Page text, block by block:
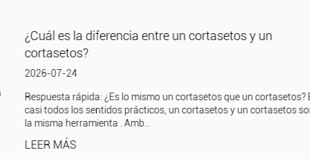
¿Cuál es la diferencia entre un cortasetos y un
cortasetos?
2026-07-24
Respuesta rápida: ¿Es lo mismo un cortasetos que un cortasetos? En
casi todos los sentidos prácticos, un cortasetos y un cortasetos son
la misma herramienta . Amb...
LEER MÁS